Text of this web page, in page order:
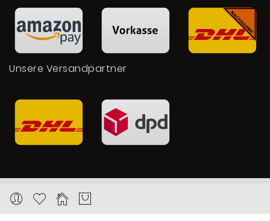
Unsere Versandpartner
Copyright © 2026 Karat24.net